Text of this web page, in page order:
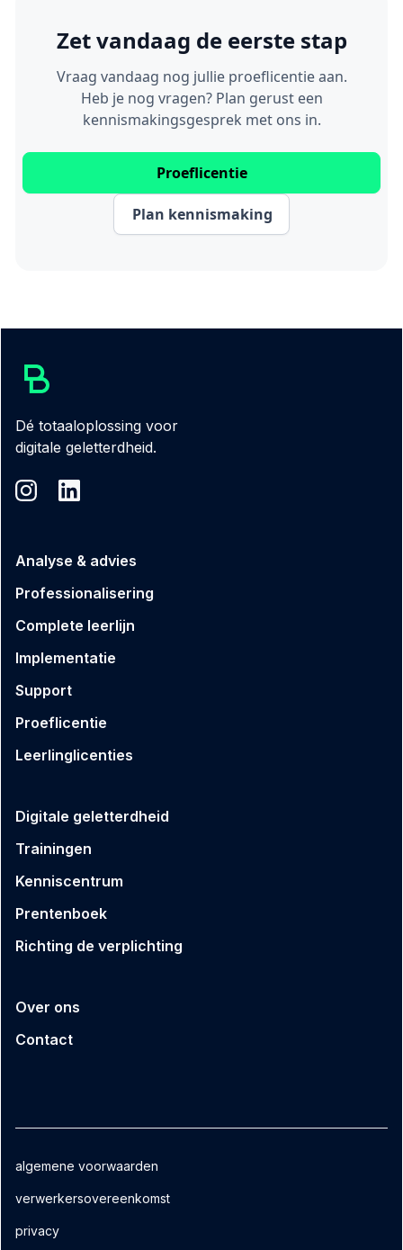
Zet vandaag de eerste stap
Vraag vandaag nog jullie proeflicentie aan.
Heb je nog vragen? Plan gerust een
kennismakingsgesprek met ons in.
Plan kennismaking
Proeflicentie
Dé totaaloplossing voor
digitale geletterdheid.
Analyse & advies
Professionalisering
Complete leerlijn
Implementatie
Support
Proeflicentie
Leerlinglicenties
Digitale geletterdheid
Trainingen
Kenniscentrum
Prentenboek
Richting de verplichting
Over ons
Contact
algemene voorwaarden
verwerkersovereenkomst
privacy